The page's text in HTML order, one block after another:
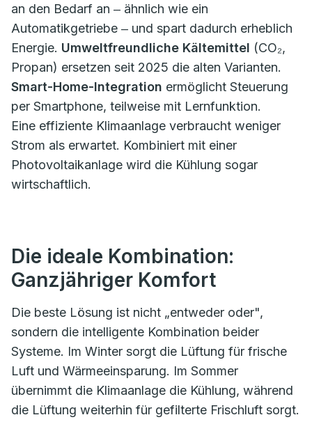
an den Bedarf an ‒ ähnlich wie ein
Automatikgetriebe ‒ und spart dadurch erheblich
Energie. Umweltfreundliche Kältemittel (CO₂,
Propan) ersetzen seit 2025 die alten Varianten.
Smart-Home-Integration ermöglicht Steuerung
per Smartphone, teilweise mit Lernfunktion.
Eine effiziente Klimaanlage verbraucht weniger
Strom als erwartet. Kombiniert mit einer
Photovoltaikanlage wird die Kühlung sogar
wirtschaftlich.
Die ideale Kombination:
Ganzjähriger Komfort
Die beste Lösung ist nicht „entweder oder",
sondern die intelligente Kombination beider
Systeme. Im Winter sorgt die Lüftung für frische
Luft und Wärmeeinsparung. Im Sommer
übernimmt die Klimaanlage die Kühlung, während
die Lüftung weiterhin für gefilterte Frischluft sorgt.